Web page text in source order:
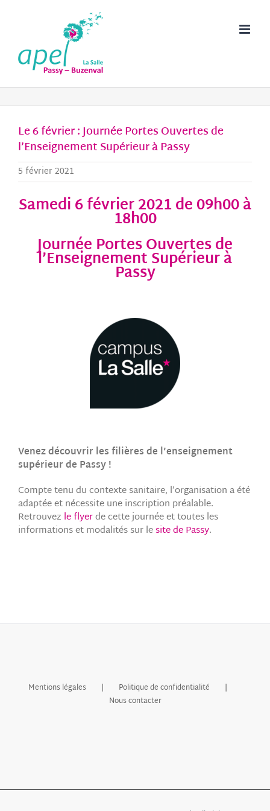
Le 6 février : Journée Portes Ouvertes de
l’Enseignement Supérieur à Passy
5 février 2021
Samedi 6 février 2021 de 09h00 à
18h00
Journée Portes Ouvertes de
l’Enseignement Supérieur à
Passy
Venez découvrir les filières de l’enseignement
supérieur de Passy !
Compte tenu du contexte sanitaire, l’organisation a été
adaptée et nécessite une inscription préalable.
Retrouvez le flyerde cette journée et toutes les
informations et modalités sur lesite de Passy.
Mentions légales
Politique de confidentialité
Nous contacter